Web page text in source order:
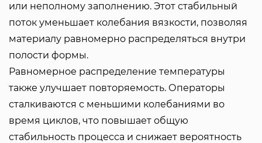
или неполному заполнению. Этот стабильный
поток уменьшает колебания вязкости, позволяя
материалу равномерно распределяться внутри
полости формы.
Равномерное распределение температуры
также улучшает повторяемость. Операторы
сталкиваются с меньшими колебаниями во
время циклов, что повышает общую
стабильность процесса и снижает вероятность